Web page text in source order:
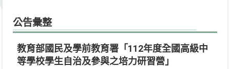
公告彙整
教育部國民及學前教育署「112年度全國高級中
等學校學生自治及參與之培力研習營」